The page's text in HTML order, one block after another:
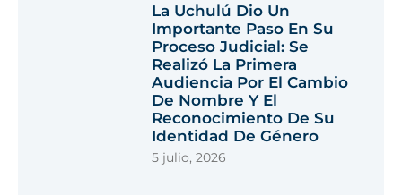
La Uchulú Dio Un
Importante Paso En Su
Proceso Judicial: Se
Realizó La Primera
Audiencia Por El Cambio
De Nombre Y El
Reconocimiento De Su
Identidad De Género
5 julio, 2026